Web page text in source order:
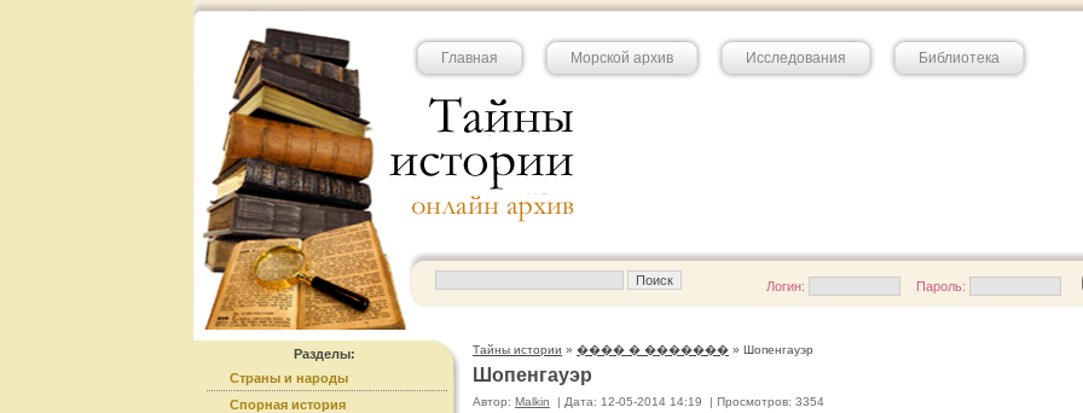
Главная Морской архив Исследования Библиотека
Логин: Пароль:
Разделы:
Страны и народы
Спорная история
Тайны истории » ���� � ������� » Шопенгауэр
Шопенгауэр
Автор: Malkin | Дата: 12-05-2014 14:19 | Просмотров: 3354